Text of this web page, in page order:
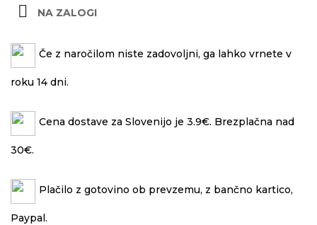
 NA ZALOGI
Če z naročilom niste zadovoljni, ga lahko vrnete v
roku 14 dni.
Cena dostave za Slovenijo je 3.9€. Brezplačna nad
30€.
Plačilo z gotovino ob prevzemu, z bančno kartico,
Paypal.